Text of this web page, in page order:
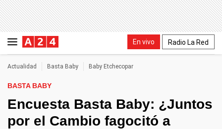
En vivo Radio La Red
Actualidad Basta Baby Baby Etchecopar
BASTA BABY
Encuesta Basta Baby: ¿Juntos
por el Cambio fagocitó a